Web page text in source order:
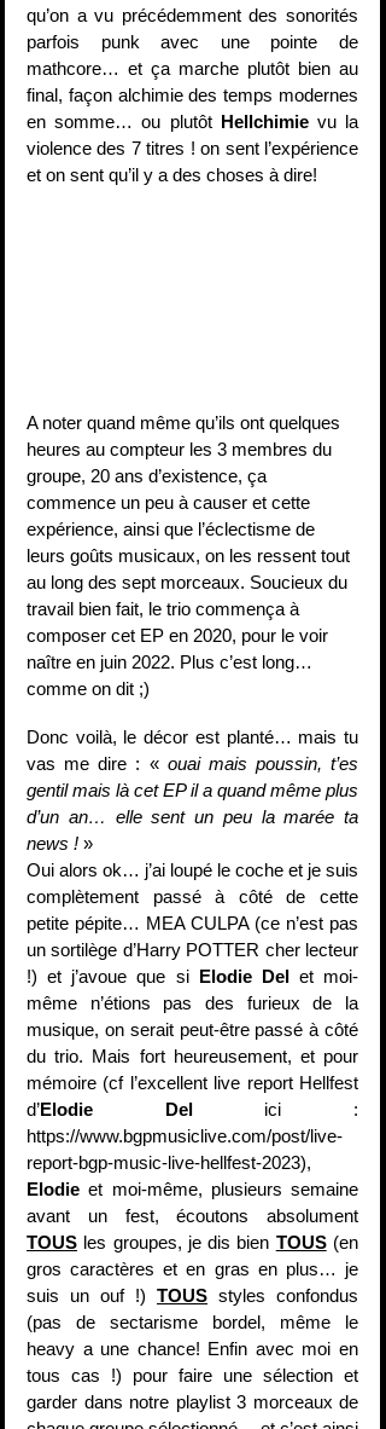
qu’on a vu précédemment des sonorités
parfois punk avec une pointe de
mathcore… et ça marche plutôt bien au
final, façon alchimie des temps modernes
en somme… ou plutôt Hellchimie vu la
violence des 7 titres ! on sent l’expérience
et on sent qu’il y a des choses à dire!
A noter quand même qu’ils ont quelques
heures au compteur les 3 membres du
groupe, 20 ans d’existence, ça
commence un peu à causer et cette
expérience, ainsi que l’éclectisme de
leurs goûts musicaux, on les ressent tout
au long des sept morceaux. Soucieux du
travail bien fait, le trio commença à
composer cet EP en 2020, pour le voir
naître en juin 2022. Plus c’est long…
comme on dit ;)
Donc voilà, le décor est planté… mais tu
vas me dire : « ouai mais poussin, t’es
gentil mais là cet EP il a quand même plus
d’un an… elle sent un peu la marée ta
news ! »
Oui alors ok… j’ai loupé le coche et je suis
complètement passé à côté de cette
petite pépite… MEA CULPA (ce n’est pas
un sortilège d’Harry POTTER cher lecteur
!) et j’avoue que si Elodie Del et moi-
même n’étions pas des furieux de la
musique, on serait peut-être passé à côté
du trio. Mais fort heureusement, et pour
mémoire (cf l’excellent live report Hellfest
d’Elodie Del ici :
https://www.bgpmusiclive.com/post/live-
Elodie et moi-même, plusieurs semaine
TOUS les groupes, je dis bien TOUS (en
gros caractères et en gras en plus… je
suis un ouf !) TOUS styles confondus
(pas de sectarisme bordel, même le
heavy a une chance! Enfin avec moi en
tous cas !) pour faire une sélection et
garder dans notre playlist 3 morceaux de